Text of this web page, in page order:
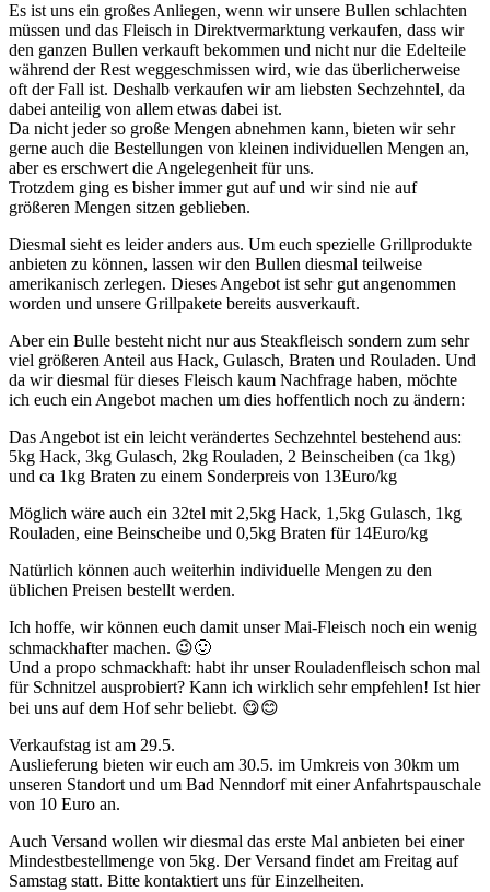
Es ist uns ein großes Anliegen, wenn wir unsere Bullen schlachten
müssen und das Fleisch in Direktvermarktung verkaufen, dass wir
den ganzen Bullen verkauft bekommen und nicht nur die Edelteile
während der Rest weggeschmissen wird, wie das überlicherweise
oft der Fall ist. Deshalb verkaufen wir am liebsten Sechzehntel, da
dabei anteilig von allem etwas dabei ist.
Da nicht jeder so große Mengen abnehmen kann, bieten wir sehr
gerne auch die Bestellungen von kleinen individuellen Mengen an,
aber es erschwert die Angelegenheit für uns.
Trotzdem ging es bisher immer gut auf und wir sind nie auf
größeren Mengen sitzen geblieben.
Diesmal sieht es leider anders aus. Um euch spezielle Grillprodukte
anbieten zu können, lassen wir den Bullen diesmal teilweise
amerikanisch zerlegen. Dieses Angebot ist sehr gut angenommen
worden und unsere Grillpakete bereits ausverkauft.
Aber ein Bulle besteht nicht nur aus Steakfleisch sondern zum sehr
viel größeren Anteil aus Hack, Gulasch, Braten und Rouladen. Und
da wir diesmal für dieses Fleisch kaum Nachfrage haben, möchte
ich euch ein Angebot machen um dies hoffentlich noch zu ändern:
Das Angebot ist ein leicht verändertes Sechzehntel bestehend aus:
5kg Hack, 3kg Gulasch, 2kg Rouladen, 2 Beinscheiben (ca 1kg)
und ca 1kg Braten zu einem Sonderpreis von 13Euro/kg
Möglich wäre auch ein 32tel mit 2,5kg Hack, 1,5kg Gulasch, 1kg
Rouladen, eine Beinscheibe und 0,5kg Braten für 14Euro/kg
Natürlich können auch weiterhin individuelle Mengen zu den
üblichen Preisen bestellt werden.
Ich hoffe, wir können euch damit unser Mai-Fleisch noch ein wenig
schmackhafter machen. 😉🙂
Und a propo schmackhaft: habt ihr unser Rouladenfleisch schon mal
für Schnitzel ausprobiert? Kann ich wirklich sehr empfehlen! Ist hier
bei uns auf dem Hof sehr beliebt. 😋😊
Verkaufstag ist am 29.5.
Auslieferung bieten wir euch am 30.5. im Umkreis von 30km um
unseren Standort und um Bad Nenndorf mit einer Anfahrtspauschale
von 10 Euro an.
Auch Versand wollen wir diesmal das erste Mal anbieten bei einer
Mindestbestellmenge von 5kg. Der Versand findet am Freitag auf
Samstag statt. Bitte kontaktiert uns für Einzelheiten.